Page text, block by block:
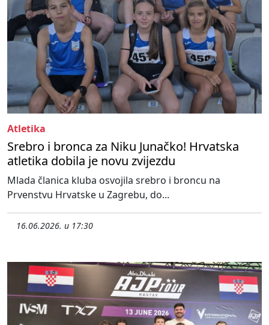
Atletika
Srebro i bronca za Niku Junačko! Hrvatska
atletika dobila je novu zvijezdu
Mlada članica kluba osvojila srebro i broncu na
Prvenstvu Hrvatske u Zagrebu, do...
16.06.2026. u 17:30